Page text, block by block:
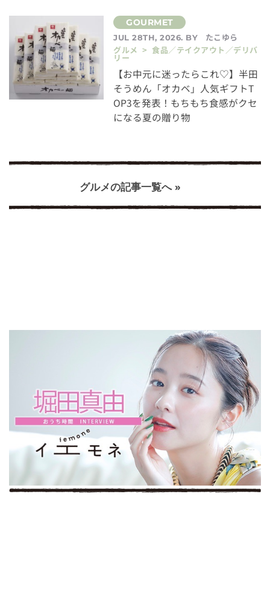
JUL 28TH, 2026. BY
たこゆら
グルメ > 食品／テイクアウト／デリバ
リー
【お中元に迷ったらこれ♡】半田
そうめん「オカベ」人気ギフトT
OP3を発表！もちもち食感がクセ
になる夏の贈り物
グルメの記事一覧へ »